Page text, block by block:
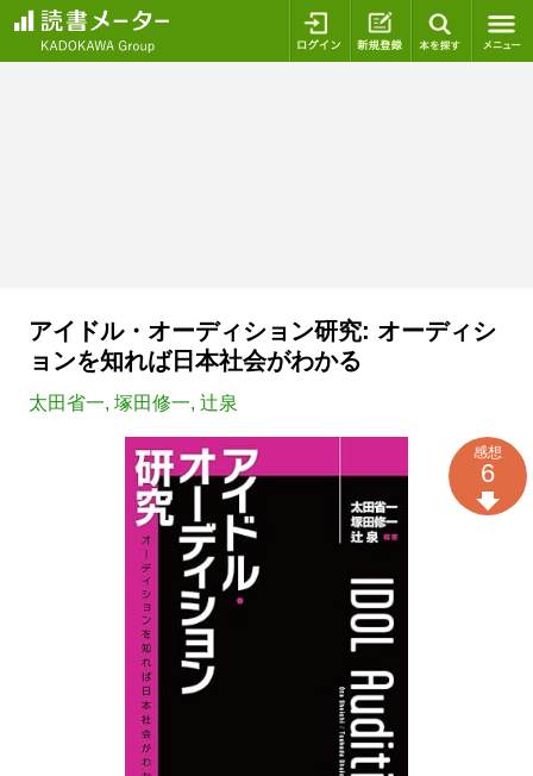
ログイン 新規登録
アイドル・オーディション研究: オーディシ
ョンを知れば日本社会がわかる
太田省一, 塚田修一, 辻泉
感想
6